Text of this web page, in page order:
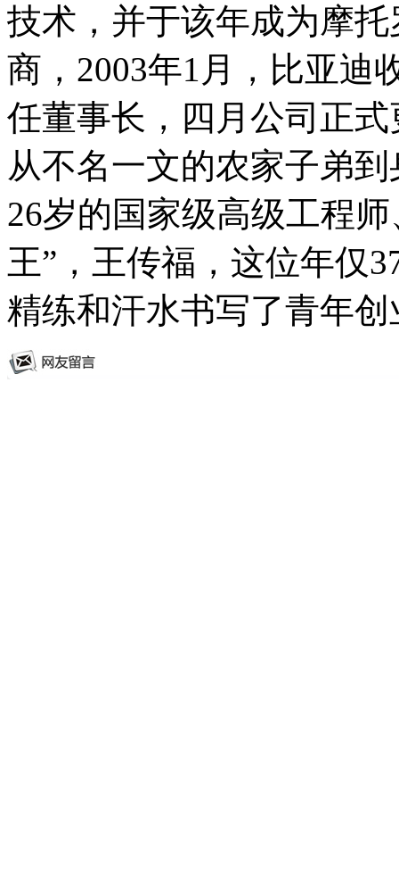
技术，并于该年成为摩
商，2003年1月，比亚迪
任董事长，四月公司正
从不名一文的农家子弟
26岁的国家级高级工程
王”，王传福，这位年仅
精练和汗水书写了青年